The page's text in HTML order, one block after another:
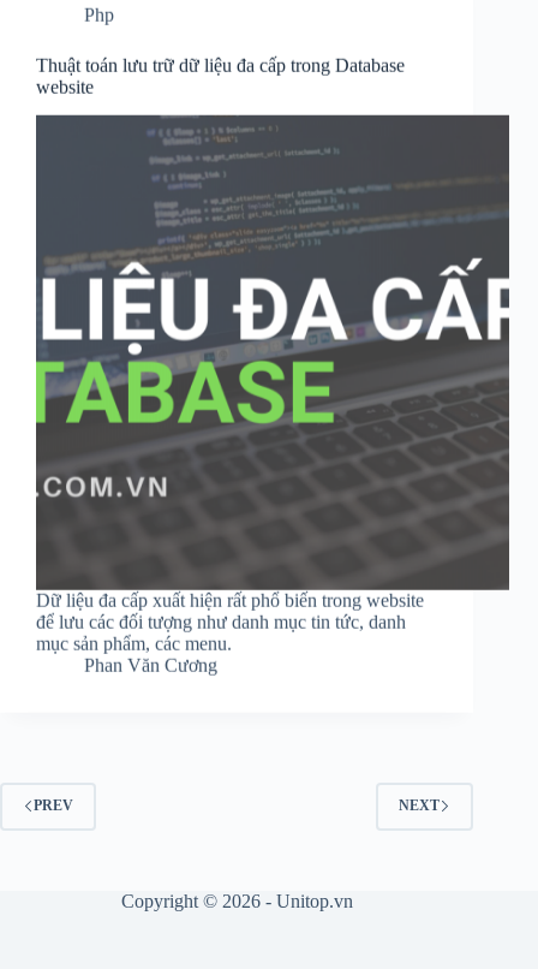
Php
Thuật toán lưu trữ dữ liệu đa cấp trong Database
website
Dữ liệu đa cấp xuất hiện rất phổ biến trong website
để lưu các đối tượng như danh mục tin tức, danh
mục sản phẩm, các menu.
Phan Văn Cương
PREV NEXT
Copyright © 2026 - Unitop.vn